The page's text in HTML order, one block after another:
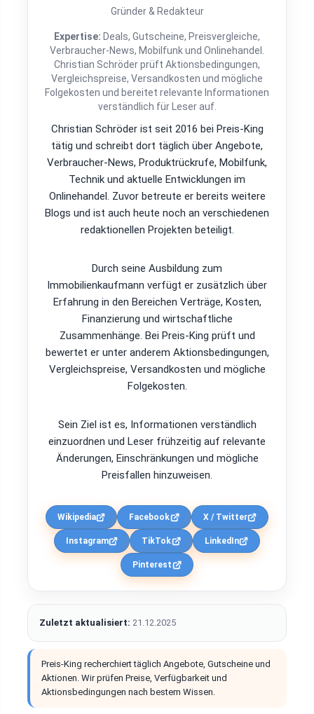
Gründer & Redakteur
Expertise: Deals, Gutscheine, Preisvergleiche,
Verbraucher-News, Mobilfunk und Onlinehandel.
Christian Schröder prüft Aktionsbedingungen,
Vergleichspreise, Versandkosten und mögliche
Folgekosten und bereitet relevante Informationen
verständlich für Leser auf.
Christian Schröder ist seit 2016 bei Preis-King
tätig und schreibt dort täglich über Angebote,
Verbraucher-News, Produktrückrufe, Mobilfunk,
Technik und aktuelle Entwicklungen im
Onlinehandel. Zuvor betreute er bereits weitere
Blogs und ist auch heute noch an verschiedenen
redaktionellen Projekten beteiligt.
Durch seine Ausbildung zum
Immobilienkaufmann verfügt er zusätzlich über
Erfahrung in den Bereichen Verträge, Kosten,
Finanzierung und wirtschaftliche
Zusammenhänge. Bei Preis-King prüft und
bewertet er unter anderem Aktionsbedingungen,
Vergleichspreise, Versandkosten und mögliche
Folgekosten.
Sein Ziel ist es, Informationen verständlich
einzuordnen und Leser frühzeitig auf relevante
Änderungen, Einschränkungen und mögliche
Preisfallen hinzuweisen.
Wikipedia Facebook X / Twitter
Instagram TikTok LinkedIn
Pinterest
Zuletzt aktualisiert: 21.12.2025
Preis-King recherchiert täglich Angebote, Gutscheine und
Aktionen. Wir prüfen Preise, Verfügbarkeit und
Aktionsbedingungen nach bestem Wissen.